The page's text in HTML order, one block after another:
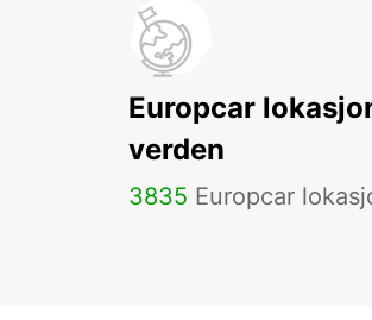
Europcar
verden
3835 Europcar